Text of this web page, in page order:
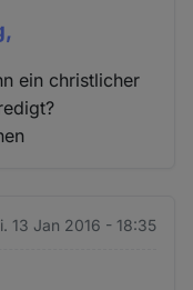
ein christlicher
13 Jan 2016 - 18:35